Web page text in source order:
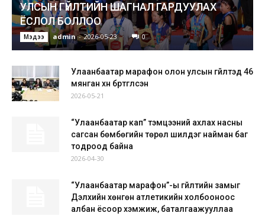
УЛСЫН ГҮЙЛТИЙН ШАГНАЛ ГАРДУУЛАХ
ЁСЛОЛ БОЛЛОО
Мэдээ admin - 2026-05-23 0
Улаанбаатар марафон олон улсын гүйлтэд 46
мянган хүн бүртгүүлсэн
2026-05-21
“Улаанбаатар кап” тэмцээний ахлах насны
сагсан бөмбөгийн төрөл шилдэг найман баг
тодроод байна
2026-04-30
“Улаанбаатар марафон”-ы гүйлтийн замыг
Дэлхийн хөнгөн атлетикийн холбооноос
албан ёсоор хэмжиж, баталгаажууллаа